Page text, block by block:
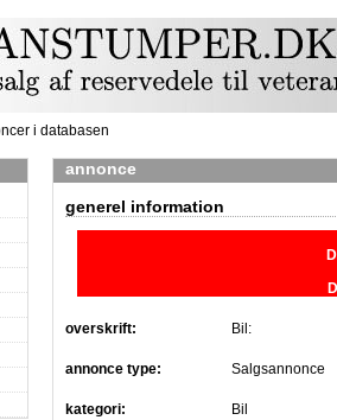
i databasen
annonce
generel information
overskrift: Bil:
annonce type: Salgsannonce
kategori: Bil